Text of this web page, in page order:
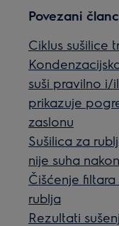
Povezani
Ciklus sušilice
suši pravilno i/
prikazuje
zaslonu
Sušilica za
nije suha
Čišćenje
rublja
Rezultati